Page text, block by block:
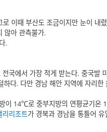
로 이때 부산도 조금이지만 눈이 내
않아 관측불가.
.
전국에서 가장 적게 받는다. 중국발
다. 다만 경남 해안 지역에 자리
이 14℃로 중부지방의 연평균
리리조트가 경북과 경남을 통틀어